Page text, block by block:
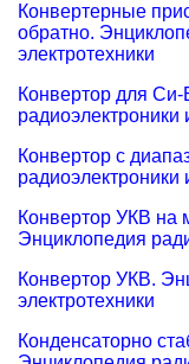
Конвертерные
обратно.
электротехники
Конвертор для
радиоэлектроники
Конвертор с
радиоэлектроники
Конвертор УКВ на
Энциклопедия
Конвертор УКВ.
электротехники
Конденсаторно